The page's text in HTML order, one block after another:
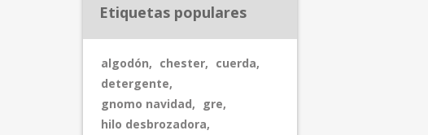
Etiquetas populares
algodón, chester, cuerda,
detergente,
gnomo navidad, gre,
hilo desbrozadora,